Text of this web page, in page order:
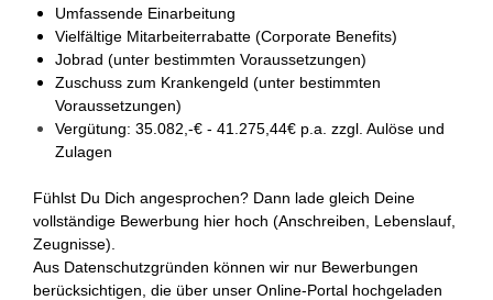
Umfassende Einarbeitung
Vielfältige Mitarbeiterrabatte (Corporate Benefits)
Jobrad (unter bestimmten Voraussetzungen)
Zuschuss zum Krankengeld (unter bestimmten
Voraussetzungen)
Vergütung: 35.082,-€ - 41.275,44€ p.a. zzgl. Aulöse und
Zulagen
Fühlst Du Dich angesprochen? Dann lade gleich Deine
vollständige Bewerbung hier hoch (Anschreiben, Lebenslauf,
Zeugnisse).
Aus Datenschutzgründen können wir nur Bewerbungen
berücksichtigen, die über unser Online-Portal hochgeladen